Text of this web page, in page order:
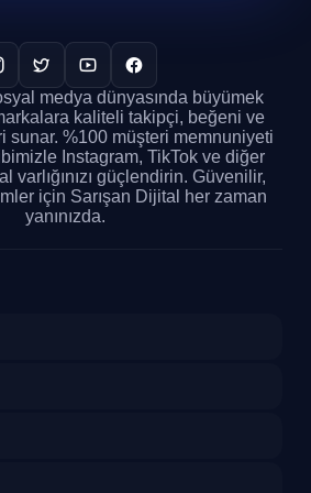
artması
artırma
etkili ulaşma
sağlama
elde etme
instagram hikaye
bu sürecin doğru bir
önemlidir. Unutmayın ki, satın
organik bir etkileşim
algoritmasında olumlu
yardımcı olacaktır.
İzlenme
medya dünyasında büyümek
kaliteli takipçi, beğeni ve
sunar. %100 müşteri memnuniyeti
Instagram, TikTok ve diğer
varlığınızı güçlendirin. Güvenilir,
için Sarışan Dijital her zaman
yanınızda.